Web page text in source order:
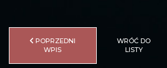
POPRZEDNI
WPIS
WRÓĆ DO
LISTY